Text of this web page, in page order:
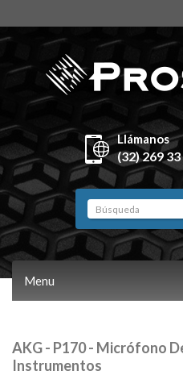
Llámanos
(32) 269 33
Menu
AKG - P170 - Micrófono
Instrumentos